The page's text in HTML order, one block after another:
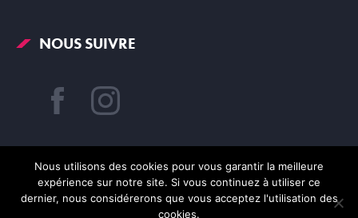
NOUS SUIVRE
© Campus Pivaut 2026
Nous utilisons des cookies pour vous garantir la meilleure
expérience sur notre site. Si vous continuez à utiliser ce
dernier, nous considérerons que vous acceptez l'utilisation des
cookies.